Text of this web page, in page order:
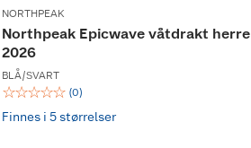
NORTHPEAK
Northpeak Epicwave våtdrakt herre
2026
BLÅ/SVART
☆☆☆☆☆ (0)
Finnes i 5 størrelser